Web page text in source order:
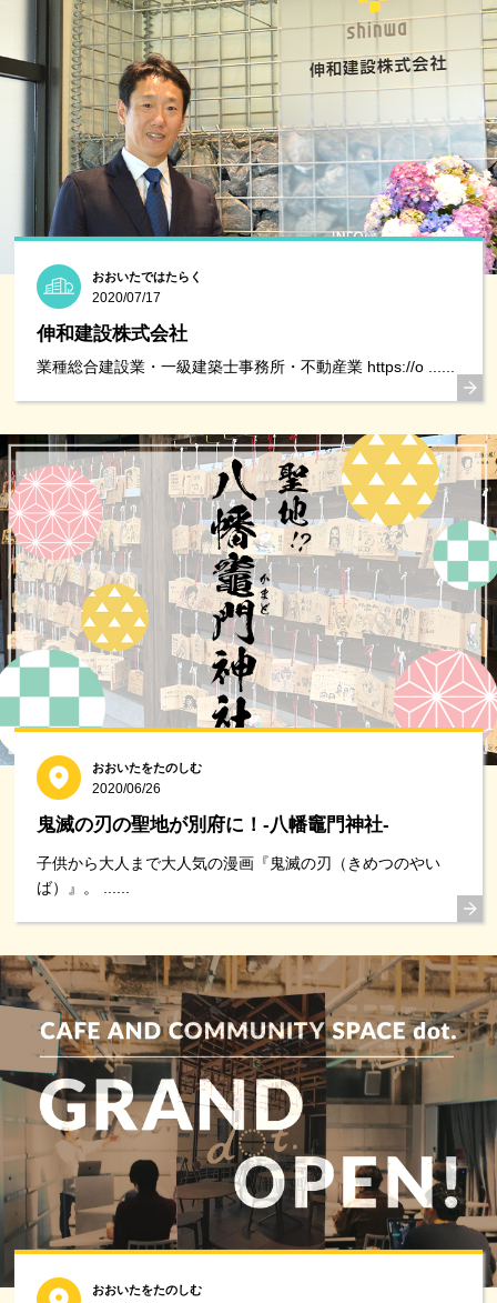
おおいたではたらく
2020/07/17
伸和建設株式会社
業種総合建設業・一級建築士事務所・不動産業 https://o ......
おおいたをたのしむ
2020/06/26
鬼滅の刃の聖地が別府に！-八幡竈門神社-
子供から大人まで大人気の漫画『鬼滅の刃（きめつのやい
ば）』。 ......
おおいたをたのしむ